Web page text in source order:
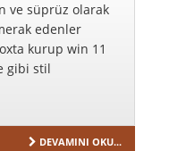
ve süprüz olarak
edenler
kurup win 11
gibi stil
DEVAMINI OKU...